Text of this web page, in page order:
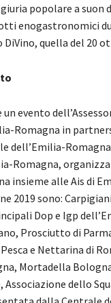
popolare a suon
enogastronomici
quella del 20
evento
Romagna in
dell’Emilia-
Romagna,
insieme alle Ais di
2019 sono:
Dop e Igp
Prosciutto di
e Nettarina di
Mortadella
Associazione dello